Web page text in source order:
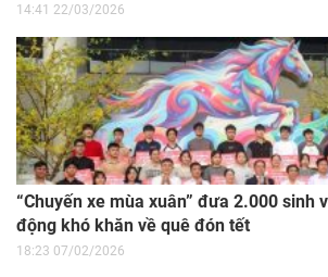
14:41 22/03/2026
“Chuyến xe mùa xuân” đưa 2.000 sinh
động khó khăn về quê đón tết
18:23 07/02/2026